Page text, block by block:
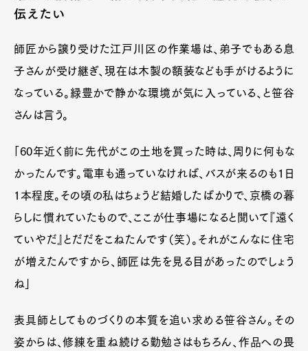
伝えたい
師匠から譲り受けた江戸川区の作業場は、弟子でもある息
子さんが受け継ぎ、現在は木製の額装なども手がけるように
なっている。緑豊かで静かな環境が気に入っている、と笹谷
さんは言う。
「60年近く前に先代がこの土地を買った時は、周りに何もな
かったんです。電車も通っていなければ、バスが来るのも1日
1本程度。その頃の私はちょうど結婚したばかりで、京橋の暮
らしに慣れていたもので、ここが仕事場になると聞いて『遠く
ていやだ』とだだをこねたんです（笑）。それがこんなに住宅
が増えたんですから、師匠は先を見る目があったのでしょう
ね」
表具師としてものづくりの本質を追い求める笹谷さん。その
姿からは、修練を重ね続ける勤勉さはもちろん、作品への畏